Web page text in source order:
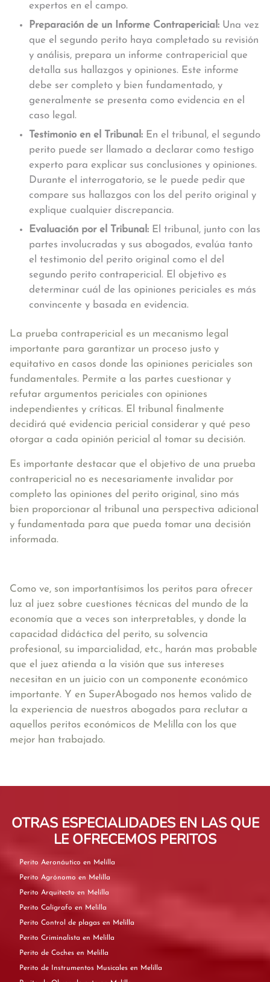
expertos en el campo.
Preparación de un Informe Contrapericial: Una vez
que el segundo perito haya completado su revisión
y análisis, prepara un informe contrapericial que
detalla sus hallazgos y opiniones. Este informe
debe ser completo y bien fundamentado, y
generalmente se presenta como evidencia en el
caso legal.
Testimonio en el Tribunal: En el tribunal, el segundo
perito puede ser llamado a declarar como testigo
experto para explicar sus conclusiones y opiniones.
Durante el interrogatorio, se le puede pedir que
compare sus hallazgos con los del perito original y
explique cualquier discrepancia.
Evaluación por el Tribunal: El tribunal, junto con las
partes involucradas y sus abogados, evalúa tanto
el testimonio del perito original como el del
segundo perito contrapericial. El objetivo es
determinar cuál de las opiniones periciales es más
convincente y basada en evidencia.
La prueba contrapericial es un mecanismo legal
importante para garantizar un proceso justo y
equitativo en casos donde las opiniones periciales son
fundamentales. Permite a las partes cuestionar y
refutar argumentos periciales con opiniones
independientes y críticas. El tribunal finalmente
decidirá qué evidencia pericial considerar y qué peso
otorgar a cada opinión pericial al tomar su decisión.
Es importante destacar que el objetivo de una prueba
contrapericial no es necesariamente invalidar por
completo las opiniones del perito original, sino más
bien proporcionar al tribunal una perspectiva adicional
y fundamentada para que pueda tomar una decisión
informada.
Como ve, son importantísimos los peritos para ofrecer
luz al juez sobre cuestiones técnicas del mundo de la
economía que a veces son interpretables, y donde la
capacidad didáctica del perito, su solvencia
profesional, su imparcialidad, etc., harán mas probable
que el juez atienda a la visión que sus intereses
necesitan en un juicio con un componente económico
importante. Y en SuperAbogado nos hemos valido de
la experiencia de nuestros abogados para reclutar a
aquellos peritos económicos de Melilla con los que
mejor han trabajado.
OTRAS ESPECIALIDADES EN LAS QUE
LE OFRECEMOS PERITOS
Perito Aeronáutico en Melilla
Perito Agrónomo en Melilla
Perito Arquitecto en Melilla
Perito Calígrafo en Melilla
Perito Control de plagas en Melilla
Perito Criminalista en Melilla
Perito de Coches en Melilla
Perito de Instrumentos Musicales en Melilla